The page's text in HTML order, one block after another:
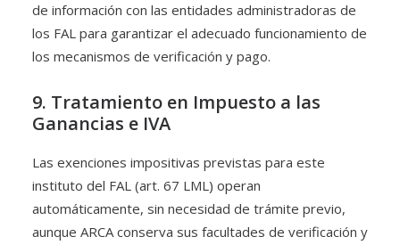
de información con las entidades administradoras de
los FAL para garantizar el adecuado funcionamiento de
los mecanismos de verificación y pago.
9. Tratamiento en Impuesto a las
Ganancias e IVA
Las exenciones impositivas previstas para este
instituto del FAL (art. 67 LML) operan
automáticamente, sin necesidad de trámite previo,
aunque ARCA conserva sus facultades de verificación y